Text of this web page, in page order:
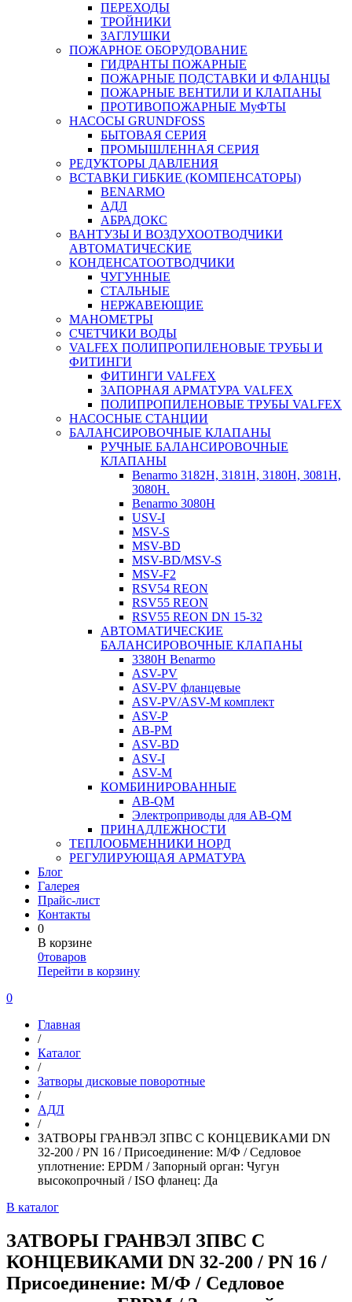
ПЕРЕХОДЫ
ТРОЙНИКИ
ЗАГЛУШКИ
ПОЖАРНОЕ ОБОРУДОВАНИЕ
ГИДРАНТЫ ПОЖАРНЫЕ
ПОЖАРНЫЕ ПОДСТАВКИ И ФЛАНЦЫ
ПОЖАРНЫЕ ВЕНТИЛИ И КЛАПАНЫ
ПРОТИВОПОЖАРНЫЕ МуФТЫ
НАСОСЫ GRUNDFOSS
БЫТОВАЯ СЕРИЯ
ПРОМЫШЛЕННАЯ СЕРИЯ
РЕДУКТОРЫ ДАВЛЕНИЯ
ВСТАВКИ ГИБКИЕ (КОМПЕНСАТОРЫ)
BENARMO
АДЛ
АБРАДОКС
ВАНТУЗЫ И ВОЗДУХООТВОДЧИКИ
АВТОМАТИЧЕСКИЕ
КОНДЕНСАТООТВОДЧИКИ
ЧУГУННЫЕ
СТАЛЬНЫЕ
НЕРЖАВЕЮЩИЕ
МАНОМЕТРЫ
СЧЕТЧИКИ ВОДЫ
VALFEX ПОЛИПРОПИЛЕНОВЫЕ ТРУБЫ И
ФИТИНГИ
ФИТИНГИ VALFEX
ЗАПОРНАЯ АРМАТУРА VALFEX
ПОЛИПРОПИЛЕНОВЫЕ ТРУБЫ VALFEX
НАСОСНЫЕ СТАНЦИИ
БАЛАНСИРОВОЧНЫЕ КЛАПАНЫ
РУЧНЫЕ БАЛАНСИРОВОЧНЫЕ
КЛАПАНЫ
Benarmo 3182H, 3181Н, 3180Н, 3081Н,
3080Н.
Benarmo 3080H
USV-I
MSV-S
MSV-BD
MSV-BD/MSV-S
MSV-F2
RSV54 REON
RSV55 REON
RSV55 REON DN 15-32
АВТОМАТИЧЕСКИЕ
БАЛАНСИРОВОЧНЫЕ КЛАПАНЫ
3380H Benarmo
ASV-PV
ASV-PV фланцевые
ASV-PV/ASV-M комплект
ASV-P
AB-PM
ASV-BD
ASV-I
ASV-M
КОМБИНИРОВАННЫЕ
AB-QM
Электроприводы для AB-QM
ПРИНАДЛЕЖНОСТИ
ТЕПЛООБМЕННИКИ НОРД
РЕГУЛИРУЮЩАЯ АРМАТУРА
Блог
Галерея
Прайс-лист
Контакты
0
В корзине
0товаров
Перейти в корзину
0
Главная
/
Каталог
/
Затворы дисковые поворотные
/
АДЛ
/
ЗАТВОРЫ ГРАНВЭЛ ЗПВС С КОНЦЕВИКАМИ DN
32-200 / PN 16 / Присоединение: М/Ф / Седловое
уплотнение: EPDM / Запорный орган: Чугун
высокопрочный / ISO фланец: Да
В каталог
ЗАТВОРЫ ГРАНВЭЛ ЗПВС С
КОНЦЕВИКАМИ DN 32-200 / PN 16 /
Присоединение: М/Ф / Седловое